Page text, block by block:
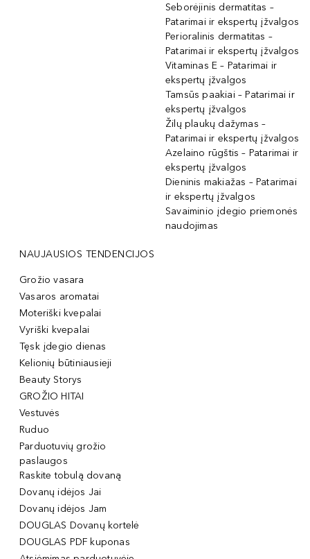
Seborėjinis dermatitas –
Patarimai ir ekspertų įžvalgos
Perioralinis dermatitas –
Patarimai ir ekspertų įžvalgos
Vitaminas E – Patarimai ir
ekspertų įžvalgos
Tamsūs paakiai – Patarimai ir
ekspertų įžvalgos
Žilų plaukų dažymas –
Patarimai ir ekspertų įžvalgos
Azelaino rūgštis – Patarimai ir
ekspertų įžvalgos
Dieninis makiažas – Patarimai
ir ekspertų įžvalgos
Savaiminio įdegio priemonės
naudojimas
NAUJAUSIOS TENDENCIJOS
Grožio vasara
Vasaros aromatai
Moteriški kvepalai
Vyriški kvepalai
Tęsk įdegio dienas
Kelionių būtiniausieji
Beauty Storys
GROŽIO HITAI
Vestuvės
Ruduo
Parduotuvių grožio
paslaugos
Raskite tobulą dovaną
Dovanų idėjos Jai
Dovanų idėjos Jam
DOUGLAS Dovanų kortelė
DOUGLAS PDF kuponas